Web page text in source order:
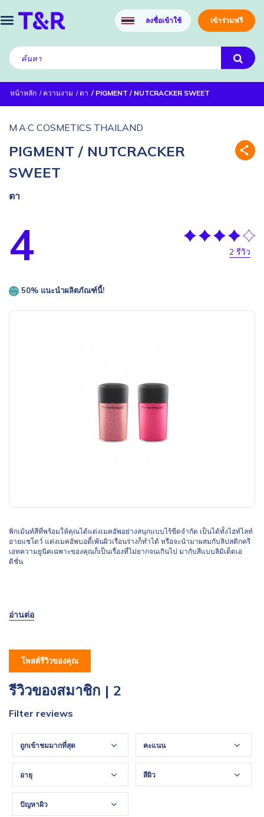
ลงชื่อเข้าใช้ เข้าร่วมฟรี
หน้าหลัก ความงาม ตา PIGMENT / NUTCRACKER SWEET
M·A·C COSMETICS THAILAND
PIGMENT / NUTCRACKER
SWEET
ตา
4 2 รีวิว
50% แนะนำผลิตภัณฑ์นี้!
พิกเม้นท์สีที่พร้อมให้คุณได้แต่งเมคอัพอย่างสนุกแบบไร้ขีดจำกัด เป็นได้ทั้งไฮท์ไลท์
อายแชโดว์ แต่งเมคอัพบอดี้เพ้นผิวเรือนร่างก็ทำได้ หรือจะนำมาผสมกับลิปสติกครี
เอทความยูนิคเฉพาะของคุณก็เป็นเรื่องที่ไม่ยากจนเกินไป มากับสีแบบลิมิเต็ดเอ
ดิชั่น
โพสต์รีวิวของคุณ
รีวิวของสมาชิก | 2
Filter reviews
ถูกเข้าชมมากที่สุด คะแนน
อายุ สีผิว
ปัญหาผิว